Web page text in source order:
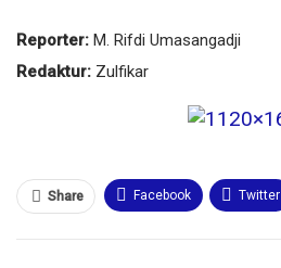
Reporter: M. Rifdi Umasangadji
Redaktur: Zulfikar
Share Facebook Twitter